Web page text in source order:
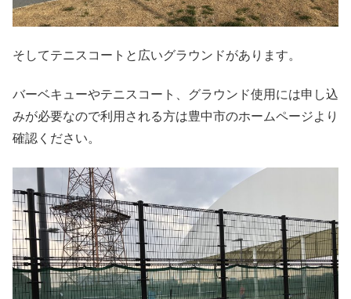
そしてテニスコートと広いグラウンドがあります。
バーベキューやテニスコート、グラウンド使用には申し込
みが必要なので利用される方は豊中市のホームページより
確認ください。